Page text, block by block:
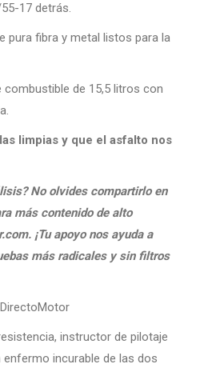
17 detrás.
pura fibra y metal listos para la
combustible de 15,5 litros con
limpias y que el asfalto nos
No olvides compartirlo en
más contenido de alto
¡Tu apoyo nos ayuda a
más radicales y sin filtros
instructor de pilotaje
incurable de las dos